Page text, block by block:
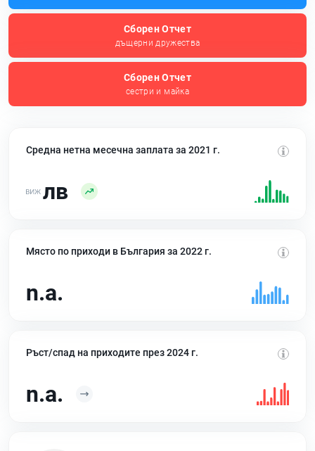
Сборен Отчет
дъщерни дружества
Сборен Отчет
сестри и майка
Средна нетна месечна заплата за 2021 г.
лв
Място по приходи в България за 2022 г.
n.a.
Ръст/спад на приходите през 2024 г.
n.a.